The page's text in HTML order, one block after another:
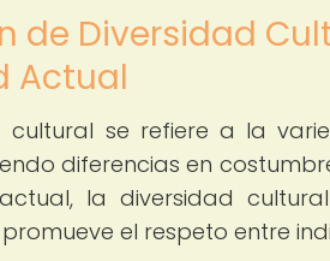
de Diversidad
Actual
cultural se refiere a la
diferencias en
la diversidad
el respeto entre